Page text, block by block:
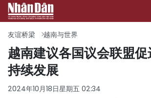
政治
友谊桥梁 越南与世界
越南建议各国议会联盟
持续发展
2024年10月18日星期五 02:34